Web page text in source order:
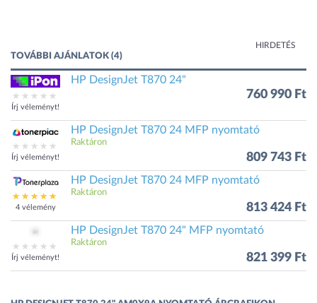
HIRDETÉS
TOVÁBBI AJÁNLATOK (4)
Írj véleményt!
HP DesignJet T870 24"
760 990 Ft
Írj véleményt!
HP DesignJet T870 24 MFP nyomtató
Raktáron
809 743 Ft
4 vélemény
HP DesignJet T870 24 MFP nyomtató
Raktáron
813 424 Ft
Írj véleményt!
HP DesignJet T870 24" MFP nyomtató
Raktáron
821 399 Ft